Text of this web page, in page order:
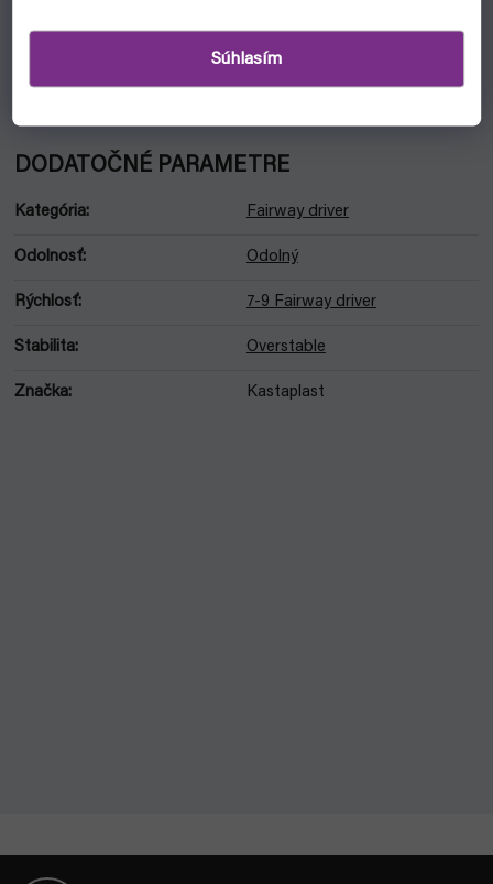
Súhlasím
K1 SOFT - pevný, ohybný, vhodný aj do zimy, do mokra, veľmi
DODATOČNÉ PARAMETRE
Kategória: Fairway driver
Odolnosť: Odolný
Rýchlosť: 7-9 Fairway driver
Stabilita: Overstable
Značka: Kastaplast